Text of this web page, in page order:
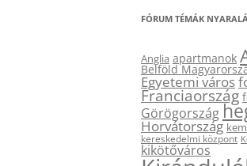
FÓRUM TÉMÁK
Anglia apartmanok
Belföld
Egyetemi város
Franciaország
Görögország
Horvátország
kereskedelmi központ
kikötőváros